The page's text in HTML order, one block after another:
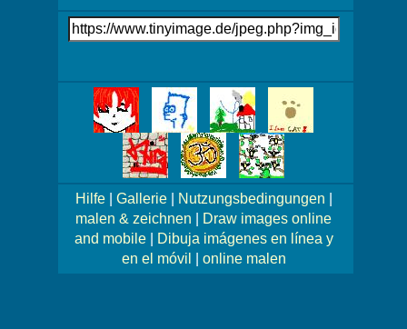
Link
auf's
Mehr
Bilder!
Hilfe| Gallerie| Nutzungsbedingungen
malen & zeichnen
Draw images online
and mobile|
Dibuja imágenes en línea y
en el móvil
online malen